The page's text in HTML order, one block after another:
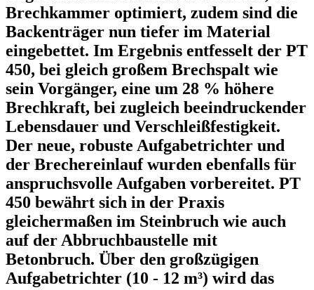
Brechkammer optimiert, zudem sind die
Backenträger nun tiefer im Material
eingebettet. Im Ergebnis entfesselt der PT
450, bei gleich großem Brechspalt wie
sein Vorgänger, eine um 28 % höhere
Brechkraft, bei zugleich beeindruckender
Lebensdauer und Verschleißfestigkeit.
Der neue, robuste Aufgabetrichter und
der Brechereinlauf wurden ebenfalls für
anspruchsvolle Aufgaben vorbereitet. PT
450 bewährt sich in der Praxis
gleichermaßen im Steinbruch wie auch
auf der Abbruchbaustelle mit
Betonbruch. Über den großzügigen
Aufgabetrichter (10 - 12 m³) wird das